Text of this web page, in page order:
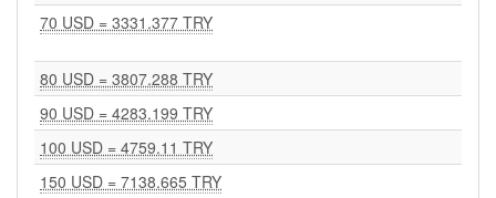
70 USD = 3331.377 TRY
80 USD = 3807.288 TRY
90 USD = 4283.199 TRY
100 USD = 4759.11 TRY
150 USD = 7138.665 TRY